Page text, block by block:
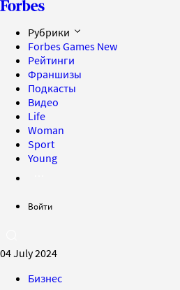
Рубрики
Forbes Games New
Рейтинги
Франшизы
Подкасты
Видео
Life
Woman
Sport
Young
Войти
04 July 2024
Бизнес